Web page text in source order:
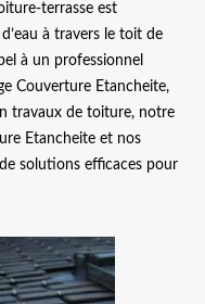
terrasse est
à travers le toit de
à un professionnel
Couverture Etancheite,
travaux de toiture, notre
Etancheite et nos
solutions efficaces pour